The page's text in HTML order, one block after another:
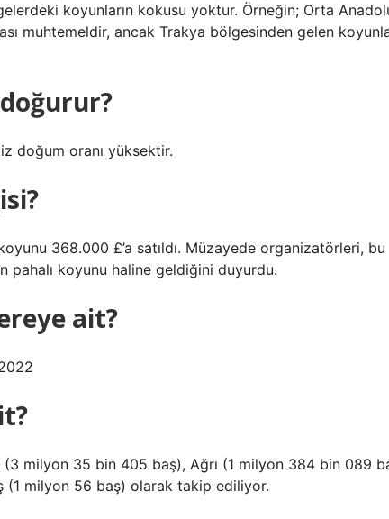
koyunların kokusu yoktur. Örneğin; Orta
muhtemeldir, ancak Trakya bölgesinden gelen
doğum oranı yüksektir.
368.000 £’a satıldı. Müzayede organizatörleri, bu
pahalı koyunu haline geldiğini duyurdu.
ait?
milyon 35 bin 405 baş), Ağrı (1 milyon 384 bin 089
(1 milyon 56 baş) olarak takip ediliyor.